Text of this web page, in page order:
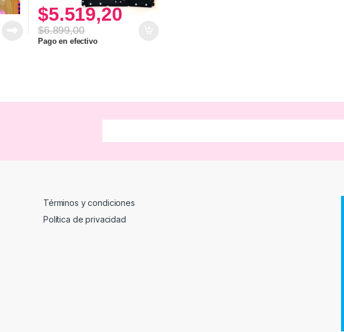
$5.519,20
$6.899,00
Pago en efectivo
Términos y condiciones
Política de privacidad